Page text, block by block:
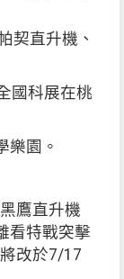
契直升機、
國科展在桃
樂園。
鷹直升機
看特戰突擊
改於7/17